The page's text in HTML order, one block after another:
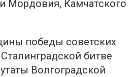
Мордовия, Камчатского
победы советских
битве
Волгоградской